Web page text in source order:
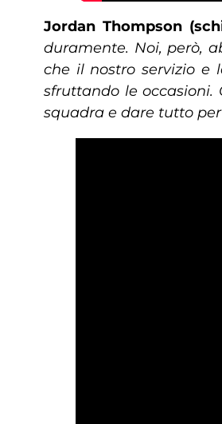
Jordan Thompson
duramente. Noi, però,
che il nostro servizio e
sfruttando le occasioni.
squadra e dare tutto per